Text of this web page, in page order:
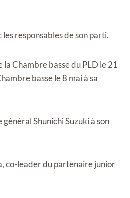
responsables de son parti.
Chambre basse du PLD le 21
basse le 8 mai à sa
Shunichi Suzuki à son
co-leader du partenaire junior